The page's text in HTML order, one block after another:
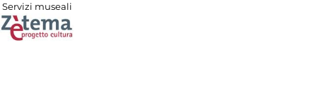
Servizi museali